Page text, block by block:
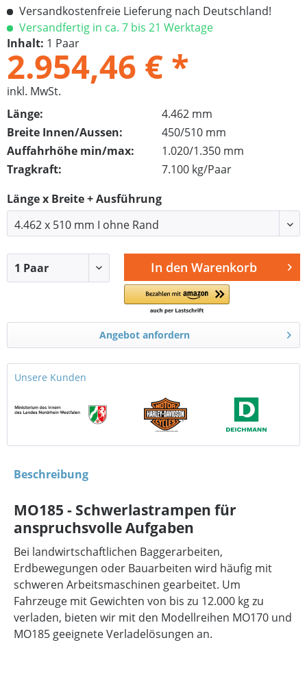
Versandkostenfreie Lieferung nach Deutschland!
Versandfertig in ca. 7 bis 21 Werktage
Inhalt: 1 Paar
2.954,46 € *
inkl. MwSt.
Länge:
4.462 mm
Breite Innen/Aussen:
450/510 mm
Auffahrhöhe min/max:
1.020/1.350 mm
Tragkraft:
7.100 kg/Paar
Länge x Breite + Ausführung
In den Warenkorb
Angebot anfordern
Unsere Kunden
Beschreibung
MO185 - Schwerlastrampen für
anspruchsvolle Aufgaben
Bei landwirtschaftlichen Baggerarbeiten,
Erdbewegungen oder Bauarbeiten wird häufig mit
schweren Arbeitsmaschinen gearbeitet. Um
Fahrzeuge mit Gewichten von bis zu 12.000 kg zu
verladen, bieten wir mit den Modellreihen MO170 und
MO185 geeignete Verladelösungen an.